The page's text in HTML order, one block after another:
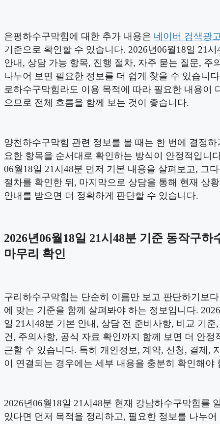
은평하수구막힘에 대한 추가 내용은 네이버 검색광
기준으로 확인할 수 있습니다. 2026년06월18일 21시
안내, 상담 가능 항목, 진행 절차, 자주 묻는 질문, 주
나누어 보면 필요한 정보를 더 쉽게 찾을 수 있습니
로하수구막힘라도 이용 목적에 따라 필요한 내용이
으므로 전체 흐름을 함께 보는 것이 좋습니다.
양천하수구막힘 관련 정보를 볼 때는 한 번에 결정하
요한 항목을 순서대로 확인하는 방식이 안정적입니
06월18일 21시48분 먼저 기본 내용을 살펴보고, 그
절차를 확인한 뒤, 마지막으로 상담을 통해 현재 상
안내를 받으면 더 정확하게 판단할 수 있습니다.
2026년06월18일 21시48분 기준 동작구하
마무리 확인
구리하수구막힘는 단순히 이름만 보고 판단하기보
에 맞는 기준을 함께 살펴봐야 하는 정보입니다.
일 21시48분 기본 안내, 상담 전 준비사항, 비교 기준
건, 주의사항, 공식 자료 확인까지 함께 보면 더 안정
근할 수 있습니다. 특히 개인정보, 계약, 신청, 결제,
이 연결되는 경우에는 세부 내용을 충분히 확인해야
2026년06월18일 21시48분 현재 강남하수구막힘를
있다면 먼저 목적을 정리하고, 필요한 정보를 나누어